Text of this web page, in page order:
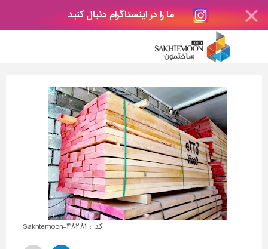
ما را در اینستاگرام دنبال کنید
کد : Sakhtemoon-۴۸۲۸۱